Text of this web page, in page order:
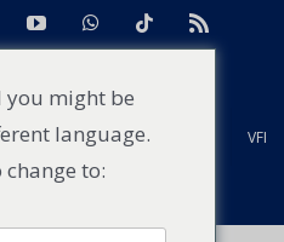
YouTubeWhatsAppTiktok
Anciens élèves Installations VFI
you might be
language.
to: